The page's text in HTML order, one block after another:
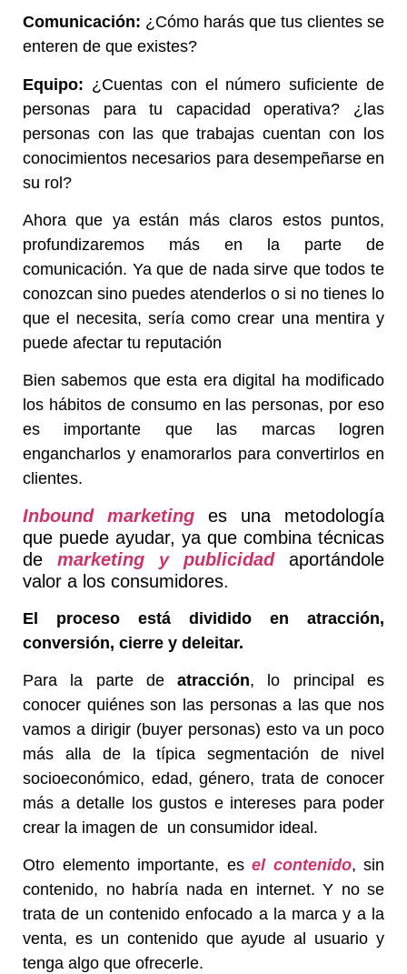
Comunicación: ¿Cómo harás que tus clientes se
enteren de que existes?
Equipo: ¿Cuentas con el número suficiente de
personas para tu capacidad operativa? ¿las
personas con las que trabajas cuentan con los
conocimientos necesarios para desempeñarse en
su rol?
Ahora que ya están más claros estos puntos,
profundizaremos más en la parte de
comunicación. Ya que de nada sirve que todos te
conozcan sino puedes atenderlos o si no tienes lo
que el necesita, sería como crear una mentira y
puede afectar tu reputación
Bien sabemos que esta era digital ha modificado
los hábitos de consumo en las personas, por eso
es importante que las marcas logren
engancharlos y enamorarlos para convertirlos en
clientes.
Inbound marketing es una metodología
que puede ayudar, ya que combina técnicas
de marketing y publicidadaportándole
valor a los consumidores.
El proceso está dividido en atracción,
conversión, cierre y deleitar.
Para la parte deatracción, lo principal es
conocer quiénes son las personas a las que nos
vamos a dirigir (buyer personas) esto va un poco
más alla de la típica segmentación de nivel
socioeconómico, edad, género, trata de conocer
más a detalle los gustos e intereses para poder
crear la imagen de un consumidor ideal.
Otro elemento importante, es el contenido, sin
contenido, no habría nada en internet. Y no se
trata de un contenido enfocado a la marca y a la
venta, es un contenido que ayude al usuario y
tenga algo que ofrecerle.